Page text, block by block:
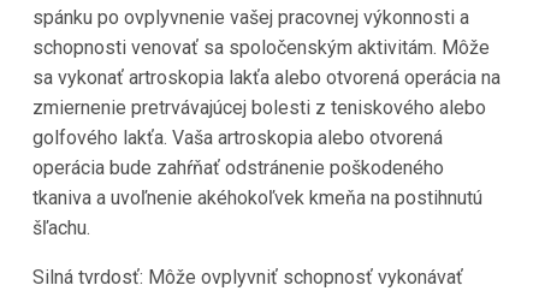
spánku po ovplyvnenie vašej pracovnej výkonnosti a
schopnosti venovať sa spoločenským aktivitám. Môže
sa vykonať artroskopia lakťa alebo otvorená operácia na
zmiernenie pretrvávajúcej bolesti z teniskového alebo
golfového lakťa. Vaša artroskopia alebo otvorená
operácia bude zahŕňať odstránenie poškodeného
tkaniva a uvoľnenie akéhokoľvek kmeňa na postihnutú
šľachu.
Silná tvrdosť: Môže ovplyvniť schopnosť vykonávať